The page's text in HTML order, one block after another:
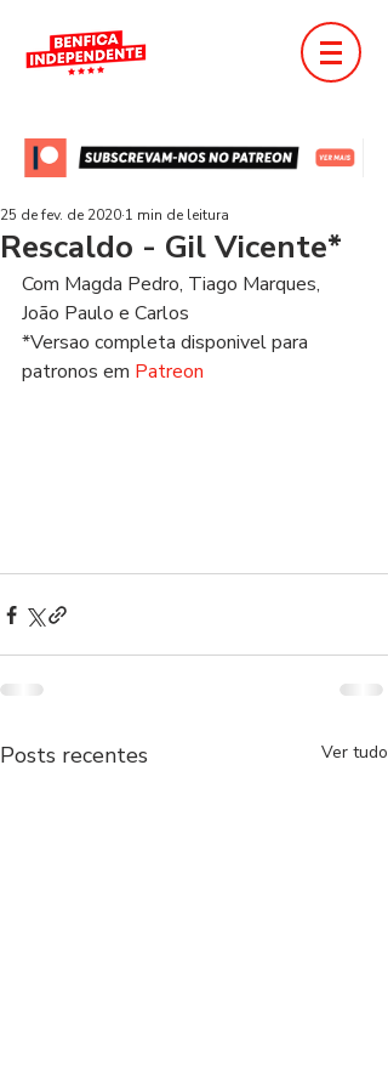
Rescaldo - Gil Vicente*
25 de fev. de 2020 1 min de leitura
Com Magda Pedro, Tiago Marques,
João Paulo e Carlos
*Versao completa disponivel para
patronos em Patreon
Posts recentes Ver tudo